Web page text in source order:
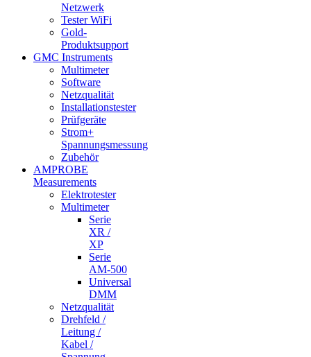
Netzwerk
Tester WiFi
Gold-
Produktsupport
GMC Instruments
Multimeter
Software
Netzqualität
Installationstester
Prüfgeräte
Strom+
Spannungsmessung
Zubehör
AMPROBE
Measurements
Elektrotester
Multimeter
Serie
XR /
XP
Serie
AM-500
Universal
DMM
Netzqualität
Drehfeld /
Leitung /
Kabel /